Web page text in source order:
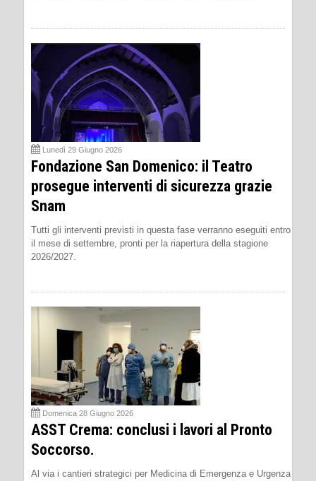
Lunedì 29 Giugno 2026
Fondazione San Domenico: il Teatro
prosegue interventi di sicurezza grazie
Snam
Tutti gli interventi previsti in questa fase verranno eseguiti entro
il mese di settembre, pronti per la riapertura della stagione
2026/2027.
Domenica 28 Giugno 2026
ASST Crema: conclusi i lavori al Pronto
Soccorso.
Al via i cantieri strategici per Medicina di Emergenza e Urgenza